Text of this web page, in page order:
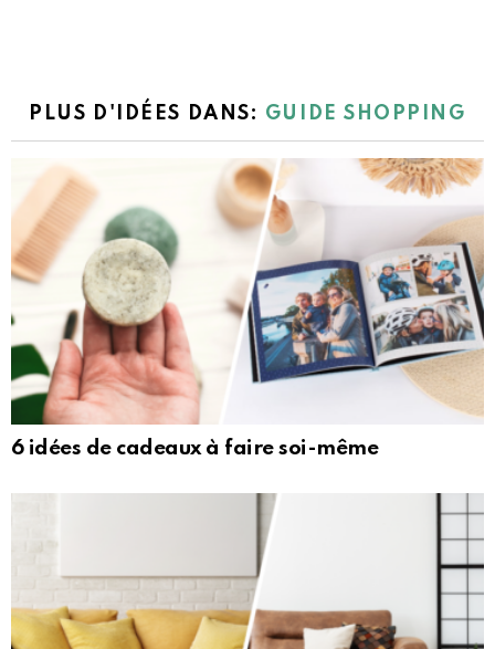
PLUS D'IDÉES DANS: GUIDE SHOPPING
6 idées de cadeaux à faire soi-même